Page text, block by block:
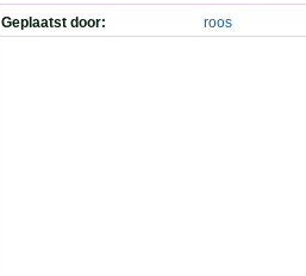
Geplaatst door: roos